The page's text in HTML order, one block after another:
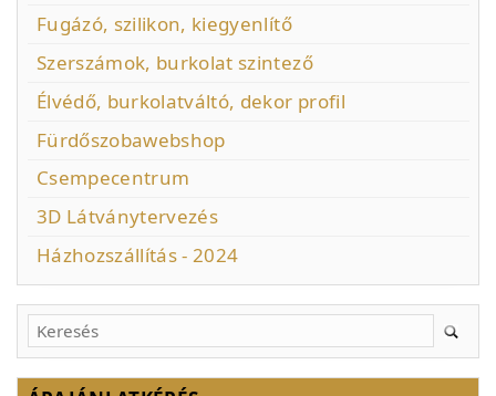
Fugázó, szilikon, kiegyenlítő
Szerszámok, burkolat szintező
Élvédő, burkolatváltó, dekor profil
Fürdőszobawebshop
Csempecentrum
3D Látványtervezés
Házhozszállítás - 2024